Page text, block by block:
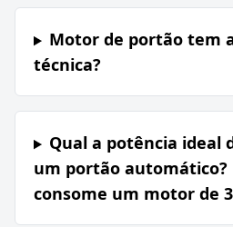
Motor de portão tem
técnica?
Qual a potência ideal
um portão
consome um motor de